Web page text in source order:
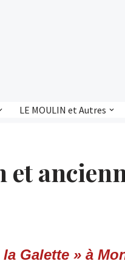
LE MOULIN et Autres
Galette » à